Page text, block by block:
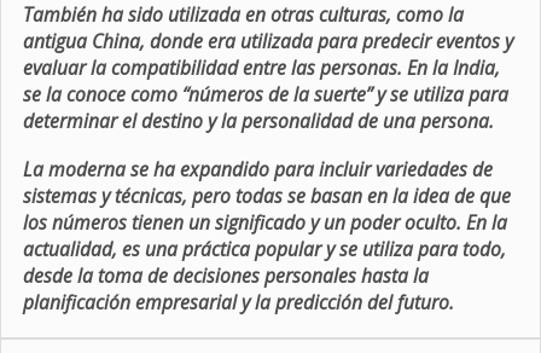
También ha sido utilizada en otras culturas, como la
antigua China, donde era utilizada para predecir eventos y
evaluar la compatibilidad entre las personas. En la India,
se la conoce como “números de la suerte” y se utiliza para
determinar el destino y la personalidad de una persona.
La moderna se ha expandido para incluir variedades de
sistemas y técnicas, pero todas se basan en la idea de que
los números tienen un significado y un poder oculto. En la
actualidad, es una práctica popular y se utiliza para todo,
desde la toma de decisiones personales hasta la
planificación empresarial y la predicción del futuro.